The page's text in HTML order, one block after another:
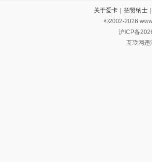
关于爱卡 | 招贤纳士 |
©2002-2026
沪ICP备
互联网违